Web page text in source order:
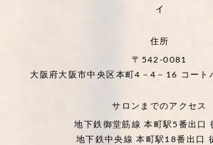
ィ
住所
〒542-0081
大阪府大阪市中央区本町4－4－16 コート
サロンまでのアクセス
地下鉄御堂筋線 本町駅5番出口
地下鉄中央線 本町駅18番出口